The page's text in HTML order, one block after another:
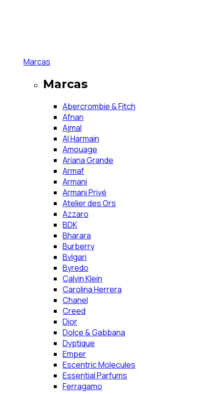
Marcas
Marcas
Abercrombie & Fitch
Afnan
Ajmal
Al Harmain
Amouage
Ariana Grande
Armaf
Armani
Armani Privé
Atelier des Ors
Azzaro
BDK
Bharara
Burberry
Bvlgari
Byredo
Calvin Klein
Carolina Herrera
Chanel
Creed
Dior
Dolce & Gabbana
Dyptique
Emper
Escentric Molecules
Essential Parfums
Ferragamo